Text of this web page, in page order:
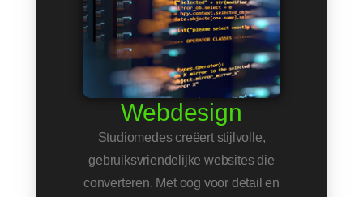
Webdesign
Studiomedes creëert stijlvolle,
gebruiksvriendelijke websites die
converteren. Met oog voor detail en